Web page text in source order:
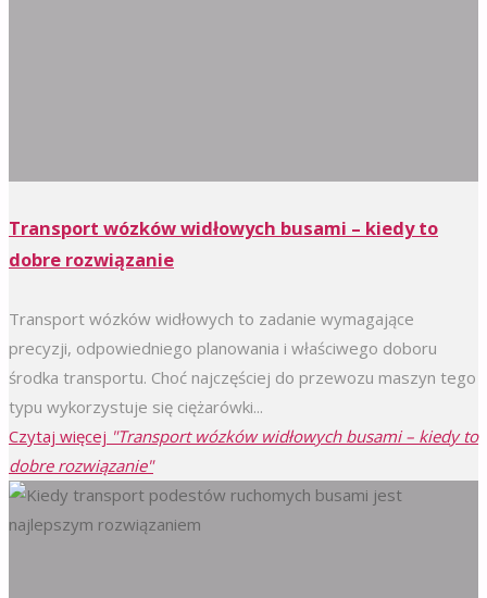
Transport wózków widłowych busami – kiedy to
dobre rozwiązanie
Transport wózków widłowych to zadanie wymagające
precyzji, odpowiedniego planowania i właściwego doboru
środka transportu. Choć najczęściej do przewozu maszyn tego
typu wykorzystuje się ciężarówki...
Czytaj więcej "Transport wózków widłowych busami – kiedy to
dobre rozwiązanie"